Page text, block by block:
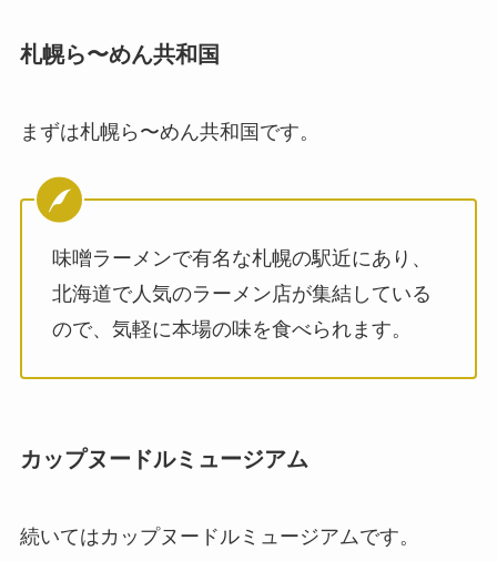
札幌ら〜めん共和国
まずは札幌ら〜めん共和国です。
味噌ラーメンで有名な札幌の駅近にあり、
北海道で人気のラーメン店が集結している
ので、気軽に本場の味を食べられます。
カップヌードルミュージアム
続いてはカップヌードルミュージアムです。